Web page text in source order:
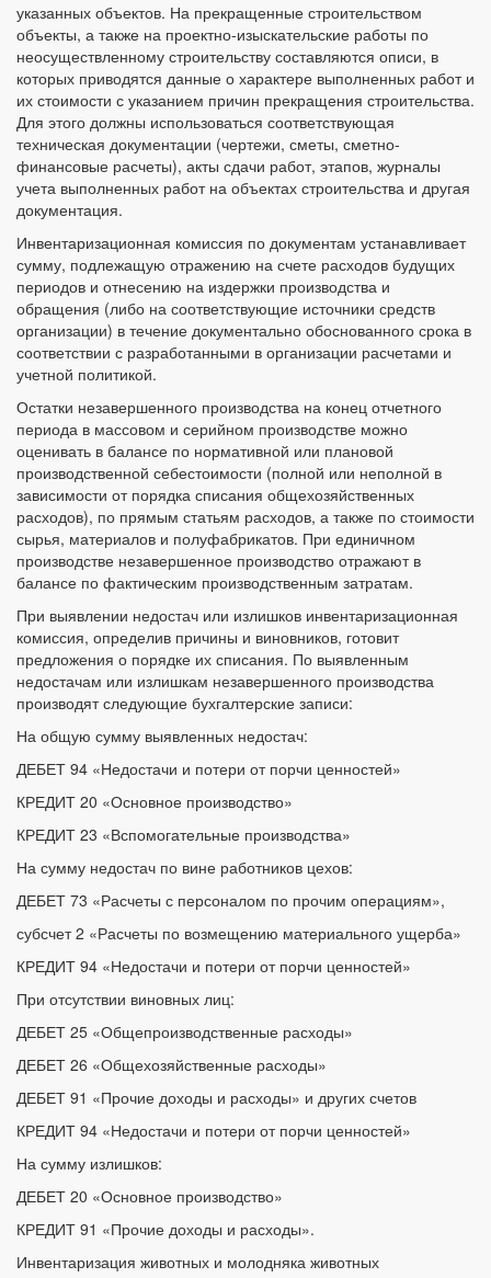
указанных объектов. На прекращенные строительством
объекты, а также на проектно-изыскательские работы по
неосуществленному строительству составляются описи, в
которых приводятся данные о характере выполненных работ и
их стоимости с указанием причин прекращения строительства.
Для этого должны использоваться соответствующая
техническая документации (чертежи, сметы, сметно-
финансовые расчеты), акты сдачи работ, этапов, журналы
учета выполненных работ на объектах строительства и другая
документация.
Инвентаризационная комиссия по документам устанавливает
сумму, подлежащую отражению на счете расходов будущих
периодов и отнесению на издержки производства и
обращения (либо на соответствующие источники средств
организации) в течение документально обоснованного срока в
соответствии с разработанными в организации расчетами и
учетной политикой.
Остатки незавершенного производства на конец отчетного
периода в массовом и серийном производстве можно
оценивать в балансе по нормативной или плановой
производственной себестоимости (полной или неполной в
зависимости от порядка списания общехозяйственных
расходов), по прямым статьям расходов, а также по стоимости
сырья, материалов и полуфабрикатов. При единичном
производстве незавершенное производство отражают в
балансе по фактическим производственным затратам.
При выявлении недостач или излишков инвентаризационная
комиссия, определив причины и виновников, готовит
предложения о порядке их списания. По выявленным
недостачам или излишкам незавершенного производства
производят следующие бухгалтерские записи:
На общую сумму выявленных недостач:
ДЕБЕТ 94 «Недостачи и потери от порчи ценностей»
КРЕДИТ 20 «Основное производство»
КРЕДИТ 23 «Вспомогательные производства»
На сумму недостач по вине работников цехов:
ДЕБЕТ 73 «Расчеты с персоналом по прочим операциям»,
субсчет 2 «Расчеты по возмещению материального ущерба»
КРЕДИТ 94 «Недостачи и потери от порчи ценностей»
При отсутствии виновных лиц:
ДЕБЕТ 25 «Общепроизводственные расходы»
ДЕБЕТ 26 «Общехозяйственные расходы»
ДЕБЕТ 91 «Прочие доходы и расходы» и других счетов
КРЕДИТ 94 «Недостачи и потери от порчи ценностей»
На сумму излишков:
ДЕБЕТ 20 «Основное производство»
КРЕДИТ 91 «Прочие доходы и расходы».
Инвентаризация животных и молодняка животных